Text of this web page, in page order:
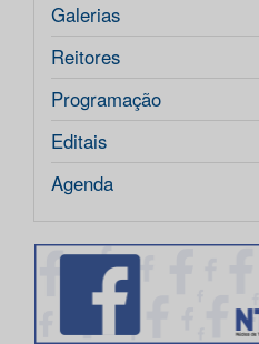
Galerias
Reitores
Programação
Editais
Agenda